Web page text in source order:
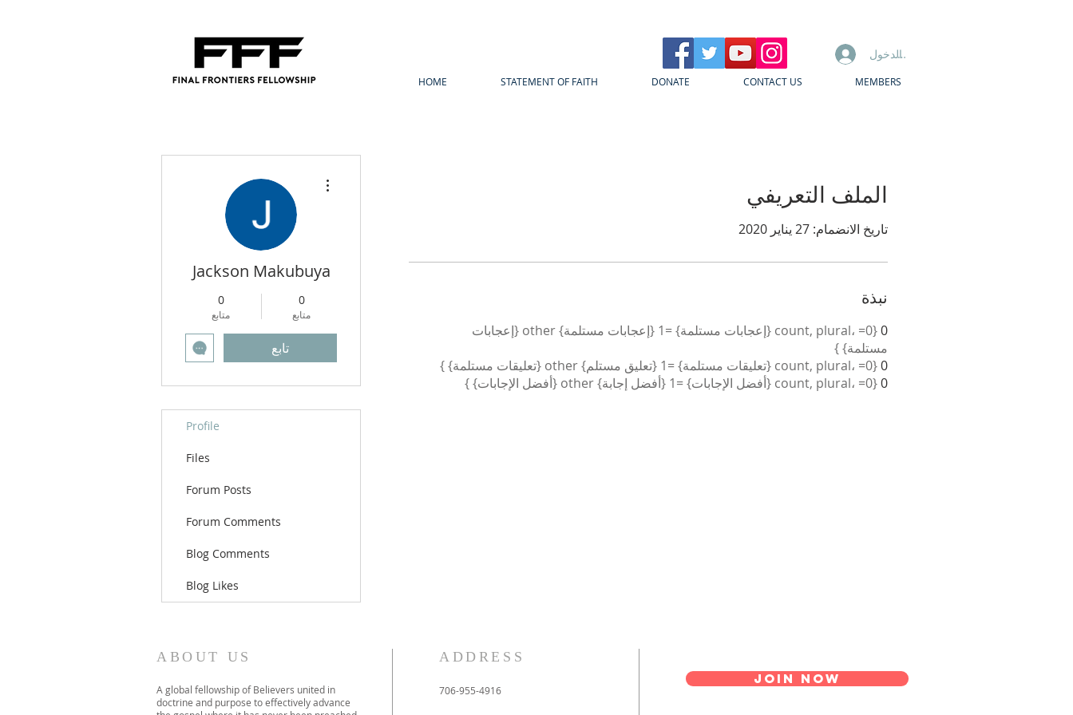
تسجيل الدخول
HOME STATEMENT OF FAITH DONATE CONTACT US MEMBERS
الملف التعريفي
تاريخ الانضمام: 27 يناير 2020
نبذة
0
{count, plural، =0 {إعجابات مستلمة} =1 {إعجابات مستلمة} other {إعجابات
مستلمة} }
0{count, plural، =0 {تعليقات مستلمة} =1 {تعليق مستلم} other {تعليقات مستلمة} }
0{count, plural، =0 {أفضل الإجابات} =1 {أفضل إجابة} other {أفضل الإجابات} }
Jackson Makubuya
0
متابع
0
متابع
تابع
Profile
Files
Forum Posts
Forum Comments
Blog Comments
Blog Likes
ABOUT US
A global fellowship of Believers united in
doctrine and purpose to effectively advance
ADDRESS
706-955-4916
Join Now